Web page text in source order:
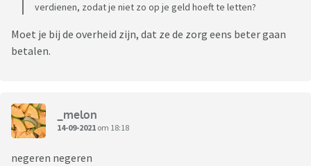
verdienen, zodat je niet zo op je geld hoeft te letten?
Moet je bij de overheid zijn, dat ze de zorg eens beter gaan
betalen.
_melon
14-09-2021 om 18:18
negeren negeren